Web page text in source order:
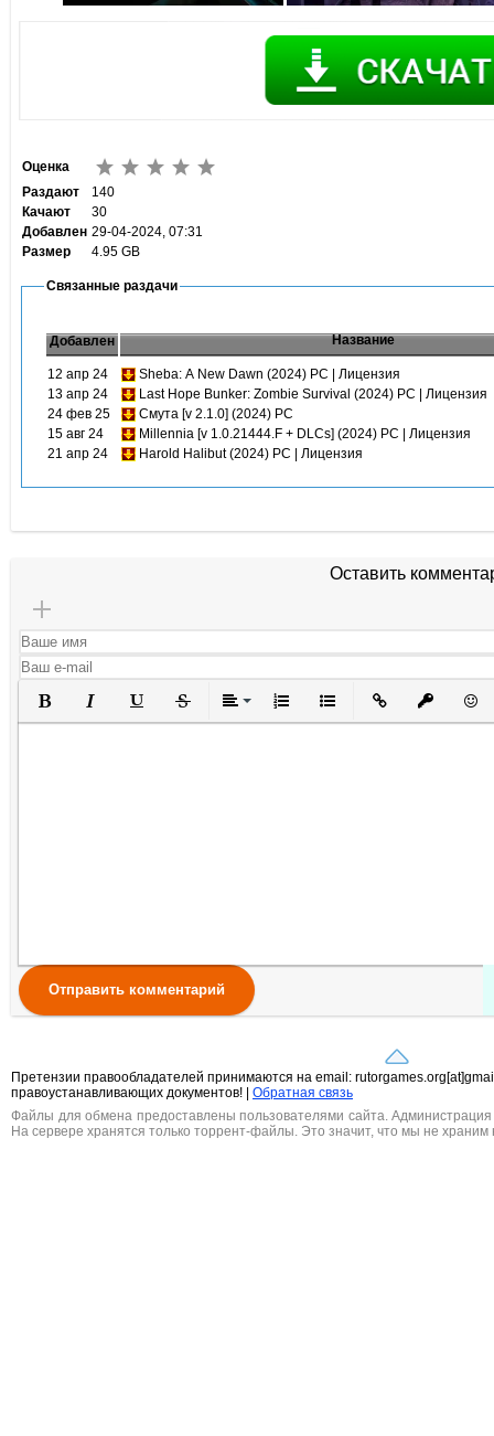
Оценка
Раздают
140
Качают
30
Добавлен 29-04-2024, 07:31
Размер
4.95 GB
Связанные раздачи
Добавлен Название
12 апр 24
Sheba: A New Dawn (2024) PC | Лицензия
13 апр 24
Last Hope Bunker: Zombie Survival (2024) PC | Лицензия
24 фев 25
Смута [v 2.1.0] (2024) PC
15 авг 24
Millennia [v 1.0.21444.F + DLCs] (2024) PC | Лицензия
21 апр 24
Harold Halibut (2024) PC | Лицензия
Оставить
Полужирный
КурсивПодчеркнутый
ЗачеркнутыйВыравнивание
Нумерованный список
Маркированный список
Вставить ссылку
Вставить
Отправить комментарий
Претензии правообладателей принимаются на email:
правоустанавливающих документов! |
Обратная связь
Файлы для обмена предоставлены пользователями сайта. Администрация
На сервере хранятся только торрент-файлы. Это значит, что мы не